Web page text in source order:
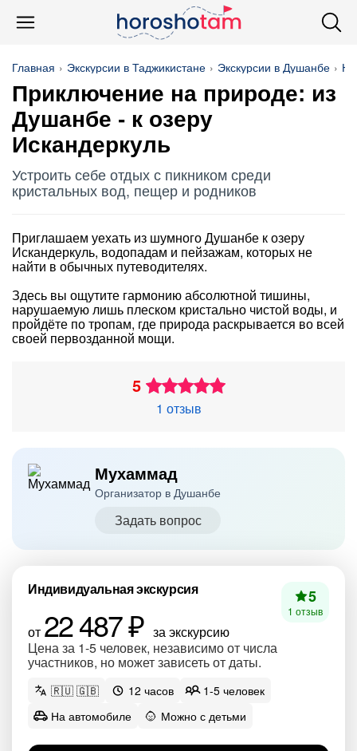
Главная Экскурсии в Таджикистане Экскурсии в Душанбе
Приключение на природе: из
Душанбе - к озеру
Искандеркуль
Устроить себе отдых с пикником среди
кристальных вод, пещер и родников
Приглашаем уехать из шумного Душанбе к озеру
Искандеркуль, водопадам и пейзажам, которых не
найти в обычных путеводителях.
Здесь вы ощутите гармонию абсолютной тишины,
нарушаемую лишь плеском кристально чистой воды, и
пройдёте по тропам, где природа раскрывается во всей
своей первозданной мощи.
5
1 отзыв
Мухаммад
Организатор в Душанбе
Задать вопрос
Индивидуальная экскурсия
от 22 487 ₽ за экскурсию
Цена за 1-5 человек, независимо от числа
участников, но может зависеть от даты.
5
1 отзыв
🇷🇺 🇬🇧 12 часов
1-5 человек
На автомобиле
Можно с детьми